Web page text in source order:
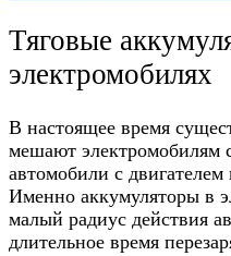
Тяговые
электромобилях
В настоящее время
мешают электромобилям
автомобили с
Именно аккумуляторы в
малый радиус действия
длительное время